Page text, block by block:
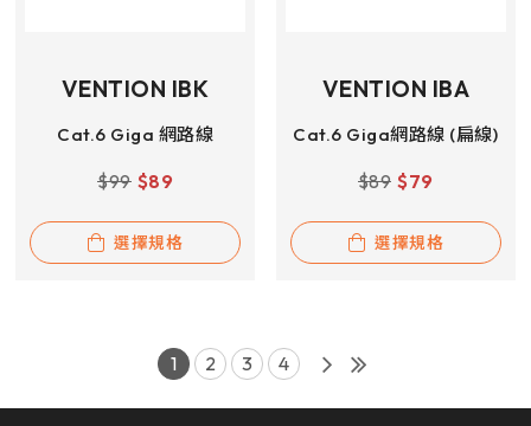
VENTION IBK
Cat.6 Giga 網路線
$99 $89
選擇規格
VENTION IBA
Cat.6 Giga網路線 (扁線)
$89 $79
選擇規格
1 2 3 4